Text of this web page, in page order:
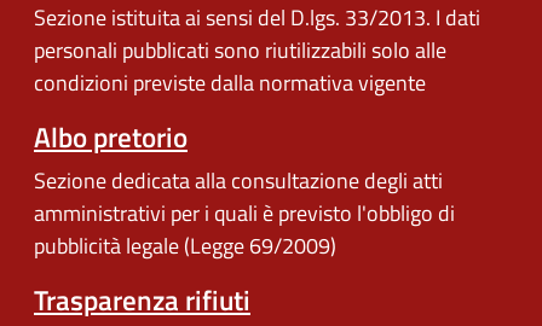
Sezione istituita ai sensi del D.lgs. 33/2013. I dati
personali pubblicati sono riutilizzabili solo alle
condizioni previste dalla normativa vigente
Albo pretorio
Sezione dedicata alla consultazione degli atti
amministrativi per i quali è previsto l'obbligo di
pubblicità legale (Legge 69/2009)
Trasparenza rifiuti